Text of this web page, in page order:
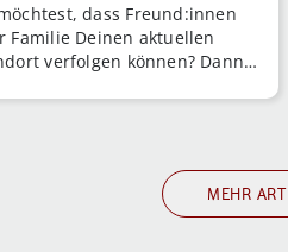
dass Freund:innen
Familie Deinen aktuellen
verfolgen können? Dann
MEHR